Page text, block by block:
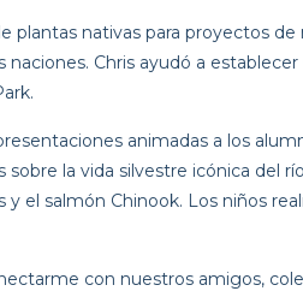
plantas nativas para proyectos
naciones. Chris ayudó a
animadas a los
sobre la vida silvestre icónica del
y el salmón Chinook. Los niños
con nuestros amigos,